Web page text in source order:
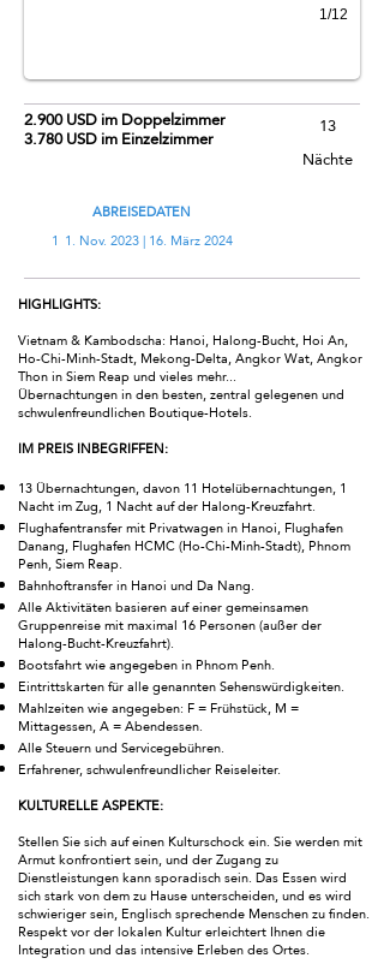
1/12
2.900 USD im Doppelzimmer
3.780 USD im Einzelzimmer
13
Nächte
ABREISEDATEN
1 1. Nov. 2023 | 16. März 2024
HIGHLIGHTS:
Vietnam & Kambodscha: Hanoi, Halong-Bucht, Hoi An,
Ho-Chi-Minh-Stadt, Mekong-Delta, Angkor Wat, Angkor
Thon in Siem Reap und vieles mehr...
Übernachtungen in den besten, zentral gelegenen und
schwulenfreundlichen Boutique-Hotels.
IM PREIS INBEGRIFFEN:
13 Übernachtungen, davon 11 Hotelübernachtungen, 1
Nacht im Zug, 1 Nacht auf der Halong-Kreuzfahrt.
Flughafentransfer mit Privatwagen in Hanoi, Flughafen
Danang, Flughafen HCMC (Ho-Chi-Minh-Stadt), Phnom
Penh, Siem Reap.
Bahnhoftransfer in Hanoi und Da Nang.
Alle Aktivitäten basieren auf einer gemeinsamen
Gruppenreise mit maximal 16 Personen (außer der
Halong-Bucht-Kreuzfahrt).
Bootsfahrt wie angegeben in Phnom Penh.
Eintrittskarten für alle genannten Sehenswürdigkeiten.
Mahlzeiten wie angegeben: F = Frühstück, M =
Mittagessen, A = Abendessen.
Alle Steuern und Servicegebühren.
Erfahrener, schwulenfreundlicher Reiseleiter.
KULTURELLE ASPEKTE:
Stellen Sie sich auf einen Kulturschock ein. Sie werden mit
Armut konfrontiert sein, und der Zugang zu
Dienstleistungen kann sporadisch sein. Das Essen wird
sich stark von dem zu Hause unterscheiden, und es wird
schwieriger sein, Englisch sprechende Menschen zu finden.
Respekt vor der lokalen Kultur erleichtert Ihnen die
Integration und das intensive Erleben des Ortes.